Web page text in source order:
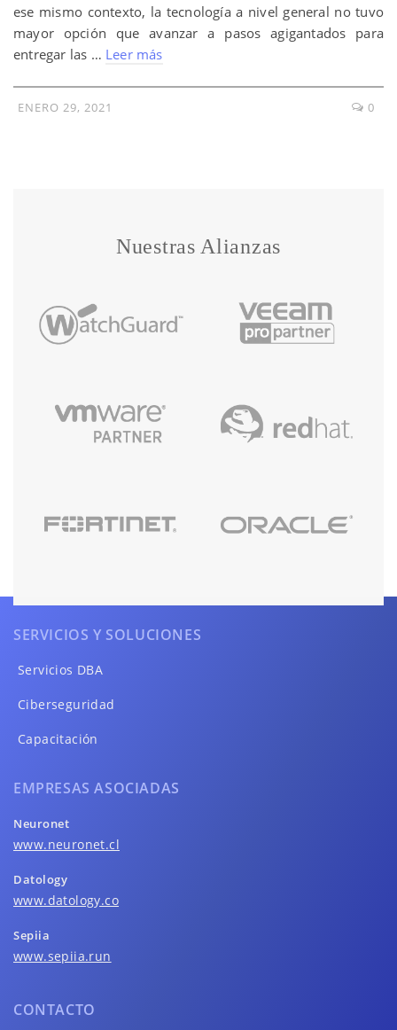
ese mismo contexto, la tecnología a nivel general no tuvo
mayor opción que avanzar a pasos agigantados para
entregar las … Leer más
ENERO 29, 2021 0
Nuestras Alianzas
SERVICIOS Y SOLUCIONES
Servicios DBA
Ciberseguridad
Capacitación
EMPRESAS ASOCIADAS
Neuronet
www.neuronet.cl
Datology
www.datology.co
Sepiia
www.sepiia.run
CONTACTO